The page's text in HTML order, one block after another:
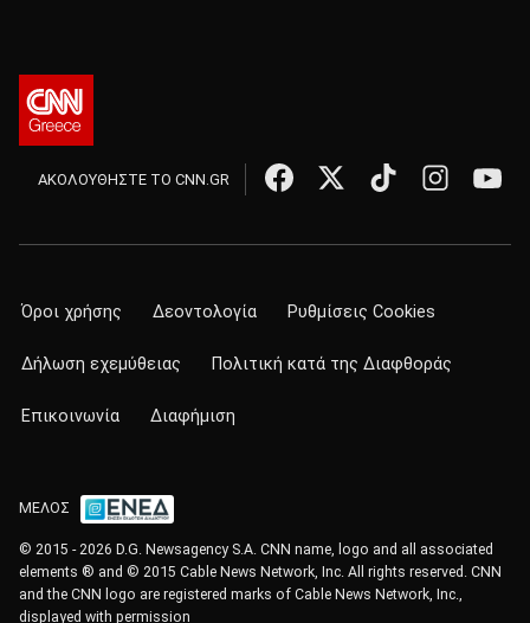
ΑΚΟΛΟΥΘΗΣΤΕ ΤΟ CNN.GR
Όροι χρήσης Δεοντολογία Ρυθμίσεις Cookies
Δήλωση εχεμύθειας Πολιτική κατά της Διαφθοράς
Επικοινωνία Διαφήμιση
ΜΕΛΟΣ
© 2015 - 2026 D.G. Newsagency S.A. CNN name, logo and all associated
elements ® and © 2015 Cable News Network, Inc. All rights reserved. CNN
and the CNN logo are registered marks of Cable News Network, Inc.,
displayed with permission